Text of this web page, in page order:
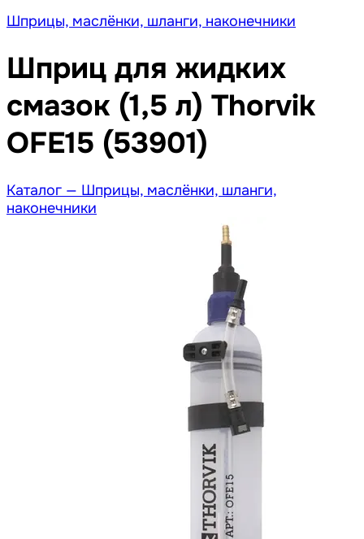
Шприцы, маслёнки, шланги, наконечники
Шприц для жидких
смазок (1,5 л) Thorvik
OFE15 (53901)
Каталог — Шприцы, маслёнки, шланги,
наконечники